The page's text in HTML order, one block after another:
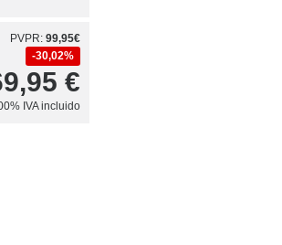
PVPR: 99,95€
30,02%
€
IVA incluido